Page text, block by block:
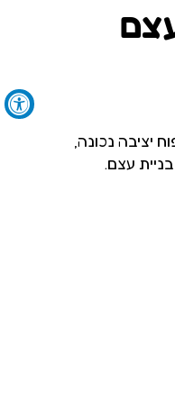
יציבה נכונה,
עצם.